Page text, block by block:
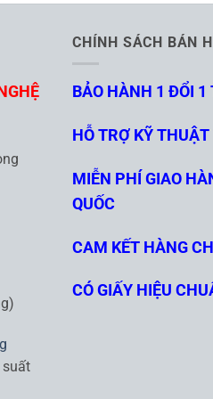
suất
CHÍNH SÁCH BÁN
BẢO HÀNH 1 ĐỔI 1
HỖ TRỢ KỸ
MIỄN PHÍ GIAO
QUỐC
CAM KẾT HÀNG
CÓ GIẤY HIỆU